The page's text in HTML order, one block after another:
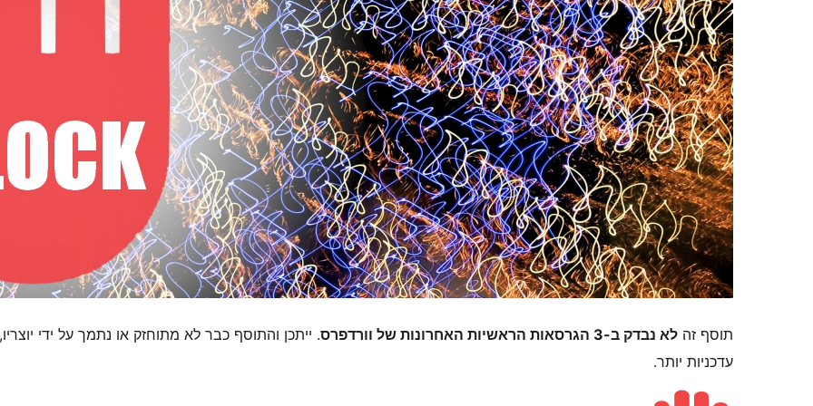
תוסף זה לא נבדק ב-3 הגרסאות הראשיות האחרונות של וורדפרס
. ייתכן והתוסף כבר לא מתוחזק או נתמך על ידי
עדכניות יותר.